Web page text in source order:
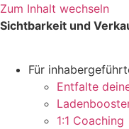
Zum Inhalt wechseln
Sichtbarkeit und
Für
Entfalte
1:1 Coaching